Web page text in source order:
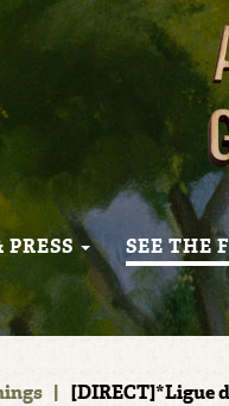
PRESS SEE THE
| [DIRECT]*Ligue